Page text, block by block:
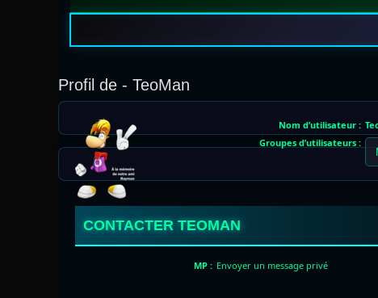
Profil de - TeoMan
Nom d’utilisateur :
Groupes d’utilisateurs :
CONTACTER TEOMAN
MP : Envoyer un message privé